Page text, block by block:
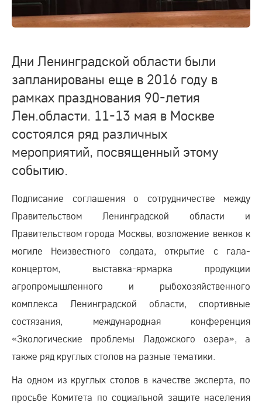
Дни Ленинградской области были
запланированы еще в 2016 году в
рамках празднования 90-летия
Лен.области. 11-13 мая в Москве
состоялся ряд различных
мероприятий, посвященный этому
событию.
Подписание соглашения о сотрудничестве между
Правительством Ленинградской области и
Правительством города Москвы, возложение венков к
могиле Неизвестного солдата, открытие с гала-
концертом, выставка-ярмарка продукции
агропромышленного и рыбохозяйственного
комплекса Ленинградской области, спортивные
состязания, международная конференция
«Экологические проблемы Ладожского озера», а
также ряд круглых столов на разные тематики.
На одном из круглых столов в качестве эксперта, по
просьбе Комитета по социальной защите населения